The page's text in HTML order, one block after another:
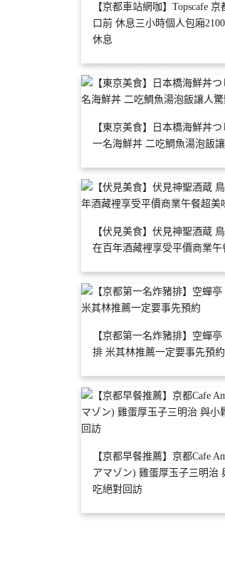
【京都車站網咖】Topscafe
口前 休息三小時個人包廂
休息
【東京美食】日本橋海鮮丼
一名海鮮丼 二吃鯛魚湯泡飯
【伏見美食】伏見神聖酒蔵
在百年酒藏裡享受平價商業午
【京都第一名炸豬排】空蟬
排 米其林推薦一定要事先預約
【京都早餐推薦】京都Cafe
アマゾン) 雞蛋厚玉子三明治
吃絕對回訪